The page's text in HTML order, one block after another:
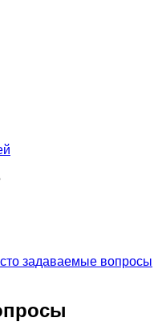
й
задаваемые вопросы